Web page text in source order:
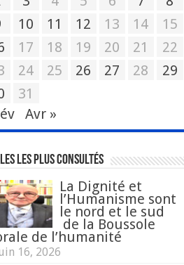
10 11 12 13 14
15
17 18 19 20 21
22
24 25 26 27 28
29
31
Avr »
les plus consultés
La Dignité et
l’Humanisme sont
le nord et le sud
de la Boussole
de l’humanité
16, 2026